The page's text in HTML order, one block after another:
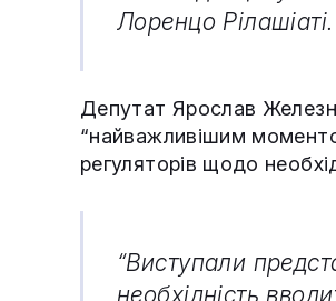
Лоренцо Рілашіаті.
Депутат Ярослав
“найважливішим
регуляторів щодо
“Виступали
необхідність